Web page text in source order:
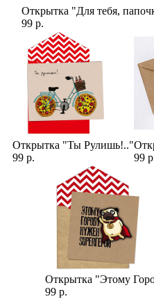
Открытка "Для тебя,
99 р.
Открытка "Ты Рулишь!.."
99 р.
99
Открытка "Этому
99 р.